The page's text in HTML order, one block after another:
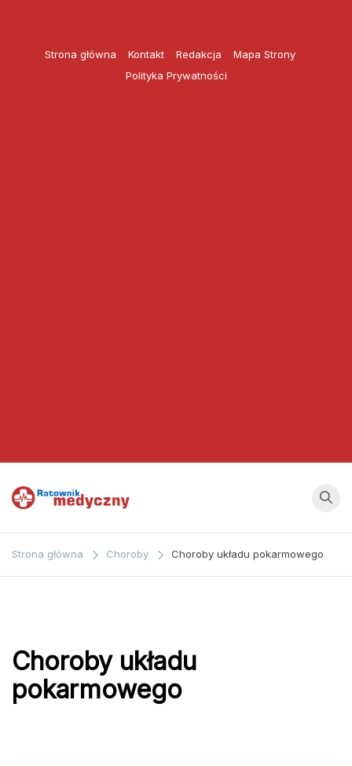
Strona główna Kontakt Redakcja
Mapa Strony
Polityka Prywatności
Ratownik
Medyczny
zagadnieniom z
ratownictwa
medycznego.
Strona główna Choroby Choroby układu pokarmowego
Choroby układu
pokarmowego